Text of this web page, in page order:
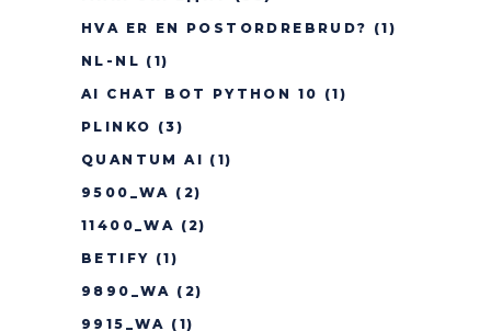
HVA ER EN POSTORDREBRUD? (1)
NL-NL (1)
AI CHAT BOT PYTHON 10 (1)
PLINKO (3)
QUANTUM AI (1)
9500_WA (2)
11400_WA (2)
BETIFY (1)
9890_WA (2)
9915_WA (1)